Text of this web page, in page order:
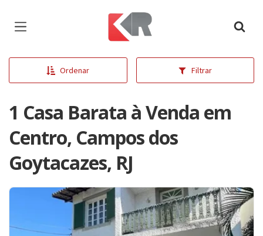
Página inicial
Ordenar Filtrar
1 Casa Barata à Venda em
Centro, Campos dos
Goytacazes, RJ